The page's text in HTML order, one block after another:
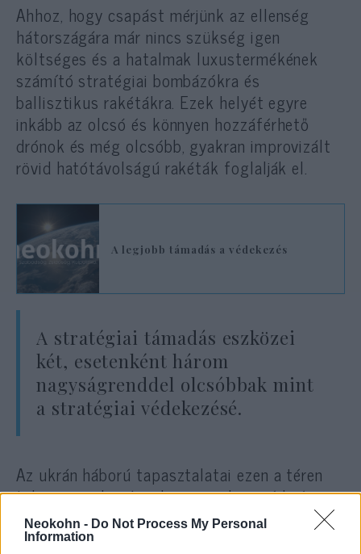
Neokohn - Do Not Process My Personal
Information
Ahhoz, hogy csapást mérjünk az ellenség
hátországára már nincs szükség igen
költséges és a hatalmak luxustermékének
számító stratégiai bombázókra és
ballisztikus rakétákra. Ezek helyét egyre
inkább az olcsó és könnyen hozzáférhető
drónok és még olcsóbb, gyakran improvizált
rövid hatótávolságú rakéták foglalják el.
A legjobb támadás a védekezés
A stratégiai támadás eszközei
két, esetenként három
nagyságrenddel olcsóbbak mint
a stratégiai védekezésé.
Az ukrán háború tapasztalatai ezen a téren
teljesen egybevágnak az izraeli, szaúdi, és a
többi közel-keleti ütközőpont
tapasztalataival.